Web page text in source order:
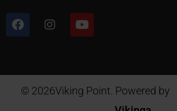
© 2026Viking Point. Powered by